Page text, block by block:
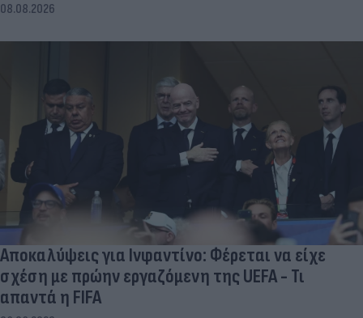
08.08.2026
Αποκαλύψεις για Ινφαντίνο: Φέρεται να είχε
σχέση με πρώην εργαζόμενη της UEFA - Τι
απαντά η FIFA